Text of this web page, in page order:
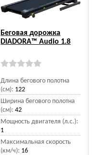
Беговая дорожка
DIADORA™ Audio 1.8
Длина бегового полотна
(см): 122
Ширина бегового полотна
(см): 42
Мощность двигателя (л.с.):
1
Максимальная скорость
(км/ч): 16